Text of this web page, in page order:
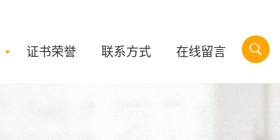
证书荣誉 联系方式 在线留言